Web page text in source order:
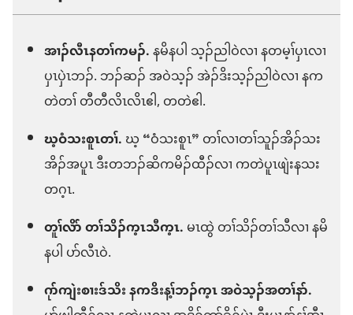
အၢၣ်လီၤနတၢ်ကမၣ်.နမိနပါ သ့ၣ်ညါဝဲလၢ နတမ့ၢ်ပှၤလၢ
ပှၤပှဲၤဘၣ်. ဘၣ်ဆၣ် အဝဲသ့ၣ် အဲၣ်ဒိးသ့ၣ်ညါဝဲလၢ နက
တဲတၢ် တီတီလိၤလိၤဧါ, တတဲဧါ.
ဃ့ဝံသးစူၤတၢ်.ဃ့ “ဝံသးစူၤ” တၢ်လၢတၢ်သူၣ်အိၣ်သး
အိၣ်အပူၤ ဒီးတဘၣ်ဆိကမိၣ်ထီၣ်လၢ ကတဲပူၤဖျဲးနသး
တဂ့ၤ.
တူၢ်လိာ် တၢ်သိၣ်က့ၤသီက့ၤ.မၤထွဲ တၢ်သိၣ်တၢ်သီလၢ နမိ
နပါ ပာ်လီၤဝဲ.
ဂုာ်ကျဲးစၢးဒ်သိး နကဒိးန့ၢ်ဘၣ်က့ၤ အဝဲသ့ၣ်အတၢ်နာ်.